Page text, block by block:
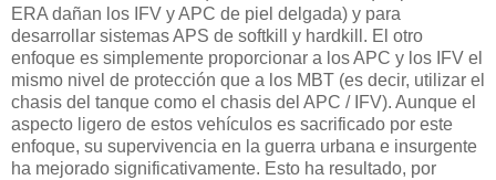
ERA dañan los IFV y APC de piel delgada) y para
desarrollar sistemas APS de softkill y hardkill. El otro
enfoque es simplemente proporcionar a los APC y los IFV el
mismo nivel de protección que a los MBT (es decir, utilizar el
chasis del tanque como el chasis del APC / IFV). Aunque el
aspecto ligero de estos vehículos es sacrificado por este
enfoque, su supervivencia en la guerra urbana e insurgente
ha mejorado significativamente. Esto ha resultado, por